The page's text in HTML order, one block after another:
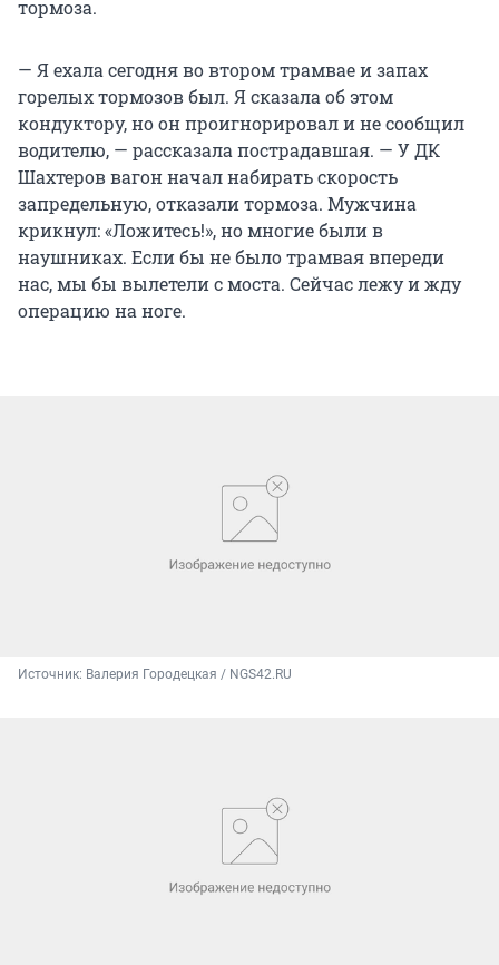
тормоза.
— Я ехала сегодня во втором трамвае и запах
горелых тормозов был. Я сказала об этом
кондуктору, но он проигнорировал и не сообщил
водителю, — рассказала пострадавшая. — У ДК
Шахтеров вагон начал набирать скорость
запредельную, отказали тормоза. Мужчина
крикнул: «Ложитесь!», но многие были в
наушниках. Если бы не было трамвая впереди
нас, мы бы вылетели с моста. Сейчас лежу и жду
операцию на ноге.
Источник: Валерия Городецкая / NGS42.RU